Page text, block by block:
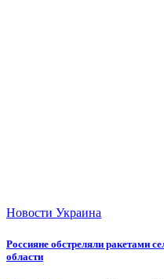
Новости Украина
Россияне обстреляли ракетами
области